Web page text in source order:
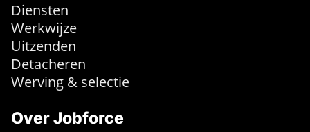
Diensten
Werkwijze
Uitzenden
Detacheren
Werving & selectie
Over Jobforce